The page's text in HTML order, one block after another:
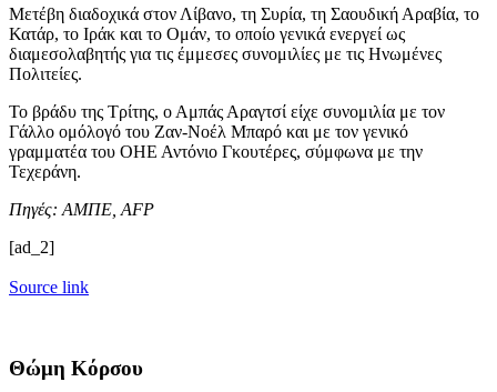
Μετέβη διαδοχικά στον Λίβανο, τη Συρία, τη Σαουδική Αραβία, το
Κατάρ, το Ιράκ και το Ομάν, το οποίο γενικά ενεργεί ως
διαμεσολαβητής για τις έμμεσες συνομιλίες με τις Ηνωμένες
Πολιτείες.
Το βράδυ της Τρίτης, ο Αμπάς Αραγτσί είχε συνομιλία με τον
Γάλλο ομόλογό του Ζαν-Νοέλ Μπαρό και με τον γενικό
γραμματέα του ΟΗΕ Αντόνιο Γκουτέρες, σύμφωνα με την
Τεχεράνη.
Πηγές: ΑΜΠΕ, AFP
[ad_2]
Source link
Θώμη Κόρσου